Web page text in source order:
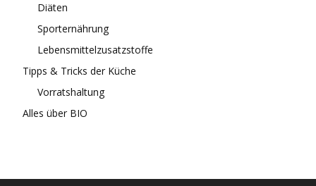
Diäten
Sporternährung
Lebensmittelzusatzstoffe
Tipps & Tricks der Küche
Vorratshaltung
Alles über BIO